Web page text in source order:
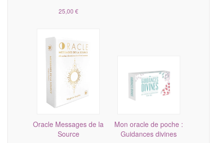
25,00 €
Oracle Messages de la
Source
Mon oracle de poche :
Guidances divines